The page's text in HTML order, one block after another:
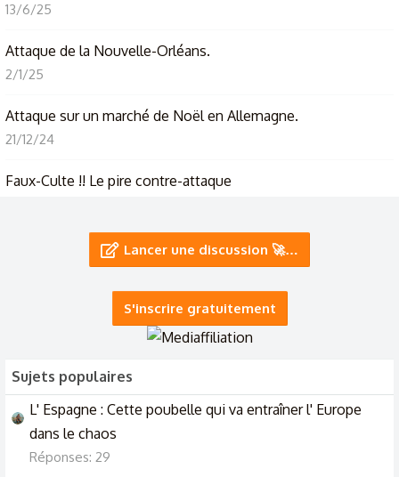
13/6/25
Attaque de la Nouvelle-Orléans.
2/1/25
Attaque sur un marché de Noël en Allemagne.
21/12/24
Faux-Culte !! Le pire contre-attaque
J'ai trouvé une pépite : film d'une attaque de poilus sur la
ferme du Godat le 16 avril 1917
Lancer une discussion 🚀…
S'inscrire gratuitement
Sujets populaires
L' Espagne : Cette poubelle qui va entraîner l' Europe
dans le chaos
Réponses: 29